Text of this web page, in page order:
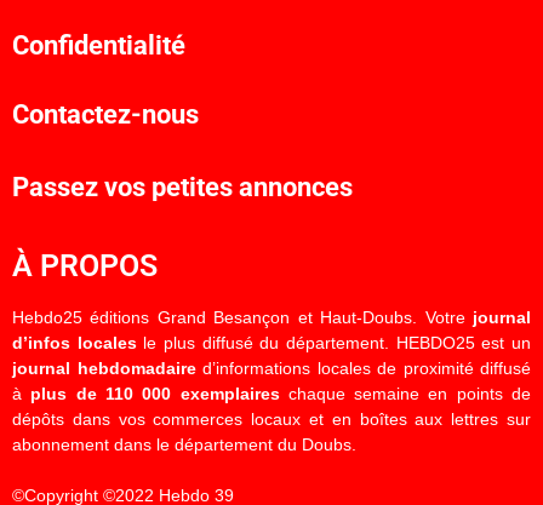
Confidentialité
Contactez-nous
Passez vos petites annonces
À PROPOS
Hebdo25 éditions Grand Besançon et Haut-Doubs. Votre journal
d’infos localesle plus diffusé du département. HEBDO25 est un
journal hebdomadaired’informations locales de proximité diffusé
à plus de 110 000 exemplaireschaque semaine en points de
dépôts dans vos commerces locaux et en boîtes aux lettres sur
abonnement dans le département du Doubs.
©Copyright ©2022 Hebdo 39